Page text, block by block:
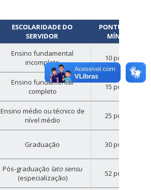
ESCOLARIDADE DO
SERVIDOR
PONTUAÇÃO
MÍNIMA
Ensino fundamental
incompleto
10 pontos
Ensino fundamental
completo
15 pontos
Ensino médio ou técnico de
nível médio
25 pontos
Graduação 30 pontos
Pós-graduação lato sensu
(especialização)
52 pontos